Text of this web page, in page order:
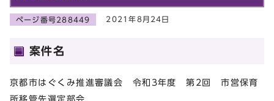
ページ番号288449 2021年8月24日
案件名
京都市はぐくみ推進審議会 令和3年度 第2回 市営保育
所移管先選定部会